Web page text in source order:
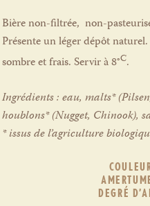
Bière non-filtrée, non-
Présente un léger dépôt
sombre et frais. Servir à 8°C.
Ingrédients : eau, malts*
houblons* (Nugget, Chinook),
* issus de l’agriculture
DEGRÉ